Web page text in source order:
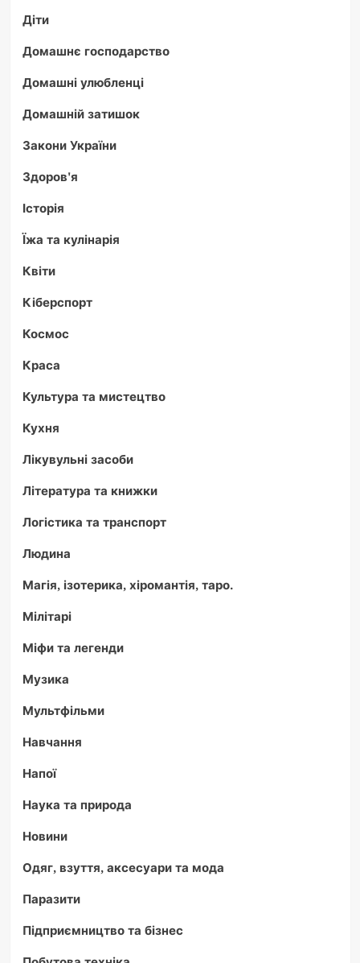
Діти
Домашнє господарство
Домашні улюбленці
Домашній затишок
Закони України
Здоров'я
Історія
Їжа та кулінарія
Квіти
Кіберспорт
Космос
Краса
Культура та мистецтво
Кухня
Лікувульні засоби
Література та книжки
Логістика та транспорт
Людина
Магія, ізотерика, хіромантія, таро.
Мілітарі
Міфи та легенди
Музика
Мультфільми
Навчання
Напої
Наука та природа
Новини
Одяг, взуття, аксесуари та мода
Паразити
Підприємництво та бізнес